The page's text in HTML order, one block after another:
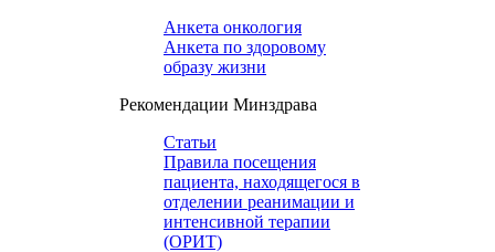
Анкета онкология
Анкета по здоровому
образу жизни
Рекомендации Минздрава
Статьи
Правила посещения
пациента, находящегося в
отделении реанимации и
интенсивной терапии
(ОРИТ)